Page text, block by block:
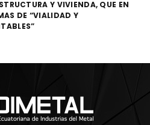
Y VIVIENDA, QUE EN
DE “VIALIDAD Y